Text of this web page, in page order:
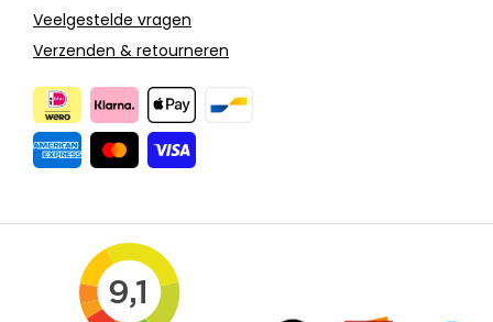
Veelgestelde vragen
Verzenden & retourneren